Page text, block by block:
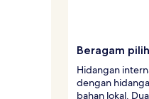
Beragam
Hidangan
dengan
bahan lokal.